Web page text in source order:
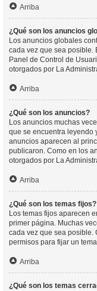
Arriba
¿Qué son los anuncios
Los anuncios globales
cada vez que sea posible.
Panel de Control de
otorgados por La
Arriba
¿Qué son los anuncios?
Los anuncios muchas
que se encuentra leyendo
anuncios aparecen al
publicaron. Como en los
otorgados por La
Arriba
¿Qué son los temas fijos?
Los temas fijos aparecen
primer página. Muchas
cada vez que sea posible.
permisos para fijar un
Arriba
¿Qué son los temas